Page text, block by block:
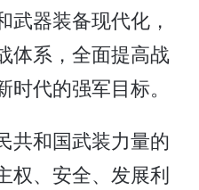
武器装备现代化，
体系，全面提高战
代的强军目标。
和国武装力量的
权、安全、发展利